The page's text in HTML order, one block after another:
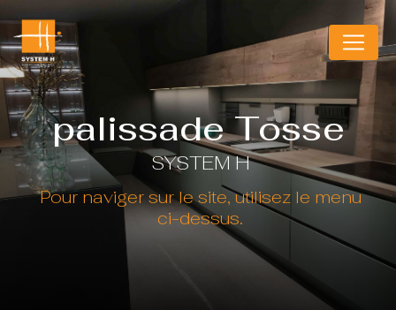
palissade Tosse
SYSTEM H
Panneau de gestion des cookies